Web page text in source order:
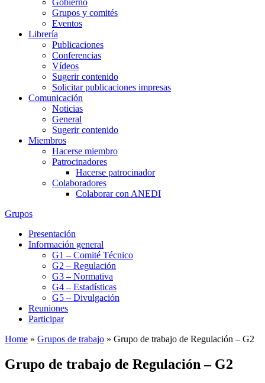
Gobierno
Grupos y comités
Eventos
Librería
Publicaciones
Conferencias
Vídeos
Sugerir contenido
Solicitar publicaciones impresas
Comunicación
Noticias
General
Sugerir contenido
Miembros
Hacerse miembro
Patrocinadores
Hacerse patrocinador
Colaboradores
Colaborar con ANEDI
Grupos
Presentación
Información general
G1 – Comité Técnico
G2 – Regulación
G3 – Normativa
G4 – Estadísticas
G5 – Divulgación
Reuniones
Participar
Home » Grupos de trabajo » Grupo de trabajo de Regulación – G2
Grupo de trabajo de Regulación – G2